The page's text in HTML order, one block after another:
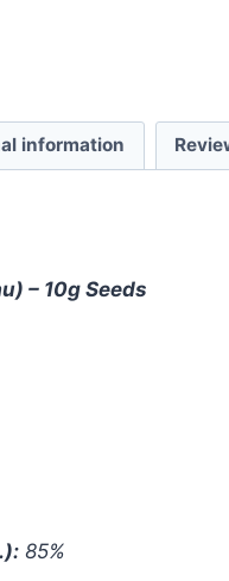
information
– 10g Seeds
85%